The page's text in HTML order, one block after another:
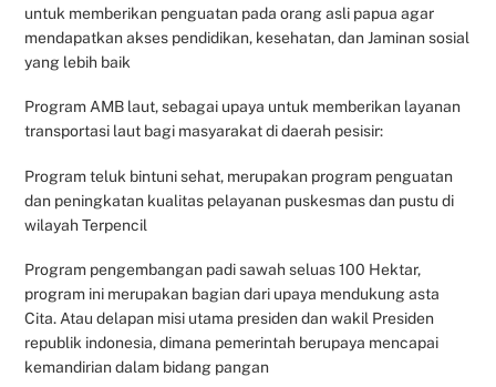
untuk memberikan penguatan pada orang asli papua agar
mendapatkan akses pendidikan, kesehatan, dan Jaminan sosial
yang lebih baik
Program AMB laut, sebagai upaya untuk memberikan layanan
transportasi laut bagi masyarakat di daerah pesisir:
Program teluk bintuni sehat, merupakan program penguatan
dan peningkatan kualitas pelayanan puskesmas dan pustu di
wilayah Terpencil
Program pengembangan padi sawah seluas 100 Hektar,
program ini merupakan bagian dari upaya mendukung asta
Cita. Atau delapan misi utama presiden dan wakil Presiden
republik indonesia, dimana pemerintah berupaya mencapai
kemandirian dalam bidang pangan